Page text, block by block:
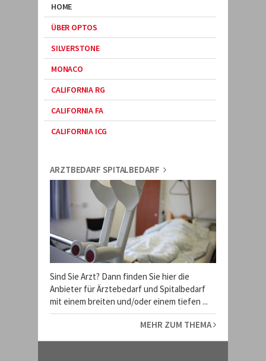
HOME
ÜBER OPTOS
SILVERSTONE
MONACO
CALIFORNIA RG
CALIFORNIA FA
CALIFORNIA ICG
ARZTBEDARF SPITALBEDARF
Sind Sie Arzt? Dann finden Sie hier die
Anbieter für Ärztebedarf und Spitalbedarf
mit einem breiten und/oder einem tiefen ...
MEHR ZUM THEMA